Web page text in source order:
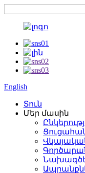
English
Տուն
Մեր մասին